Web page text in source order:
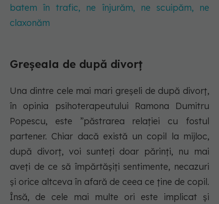
batem în trafic, ne înjurăm, ne scuipăm, ne
claxonăm
Greșeala de după divorț
Una dintre cele mai mari greșeli de după divorț,
în opinia psihoterapeutului Ramona Dumitru
Popescu, este ”păstrarea relației cu fostul
partener. Chiar dacă există un copil la mijloc,
după divorț, voi sunteți doar părinți, nu mai
aveți de ce să împărtășiți sentimente, necazuri
și orice altceva în afară de ceea ce ține de copil.
Însă, de cele mai multe ori este implicat și